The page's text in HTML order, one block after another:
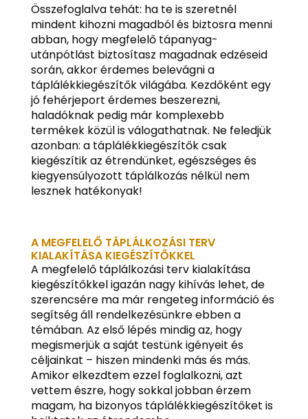
Összefoglalva tehát: ha te is szeretnél
mindent kihozni magadból és biztosra menni
abban, hogy megfelelő tápanyag-
utánpótlást biztosítasz magadnak edzéseid
során, akkor érdemes belevágni a
táplálékkiegészítők világába. Kezdőként egy
jó fehérjeport érdemes beszerezni,
haladóknak pedig már komplexebb
termékek közül is válogathatnak. Ne feledjük
azonban: a táplálékkiegészítők csak
kiegészítik az étrendünket, egészséges és
kiegyensúlyozott táplálkozás nélkül nem
lesznek hatékonyak!
A MEGFELELŐ TÁPLÁLKOZÁSI TERV
KIALAKÍTÁSA KIEGÉSZÍTŐKKEL
A megfelelő táplálkozási terv kialakítása
kiegészítőkkel igazán nagy kihívás lehet, de
szerencsére ma már rengeteg információ és
segítség áll rendelkezésünkre ebben a
témában. Az első lépés mindig az, hogy
megismerjük a saját testünk igényeit és
céljainkat – hiszen mindenki más és más.
Amikor elkezdtem ezzel foglalkozni, azt
vettem észre, hogy sokkal jobban érzem
magam, ha bizonyos táplálékkiegészítőket is